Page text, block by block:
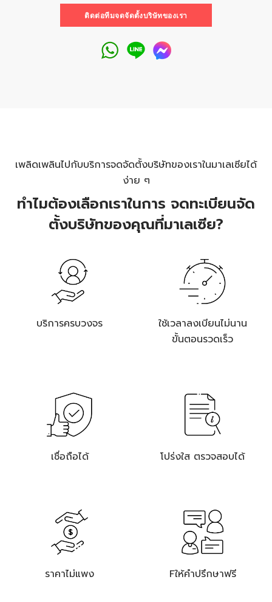
ติดต่อทีมจดจัดตั้งบริษัทของเรา
เพลิดเพลินไปกับบริการจดจัดตั้งบริษัทของเราในมาเลเซียได้
ง่าย ๆ
ทำไมต้องเลือกเราในการ จดทะเบียนจัด
ตั้งบริษัทของคุณที่มาเลเซีย?
บริการครบวงจร
ใช้เวลาลงเบียนไม่นาน
ขั้นตอนรวดเร็ว
เชื่อถือได้ โปร่งใส ตรวจสอบได้
ราคาไม่แพง Fให้คำปรึกษาฟรี